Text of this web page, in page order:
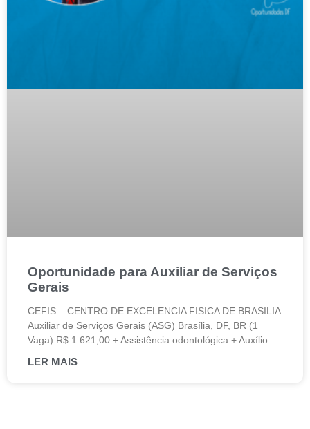
Oportunidade para Auxiliar de Serviços
Gerais
CEFIS – CENTRO DE EXCELENCIA FISICA DE BRASILIA
Auxiliar de Serviços Gerais (ASG) Brasília, DF, BR (1
Vaga) R$ 1.621,00 + Assistência odontológica + Auxílio
LER MAIS